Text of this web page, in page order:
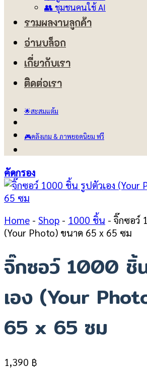
👥 ชุมชนคนใช้ AI
รวมผลงานลูกค้า
อ่านบล็อก
เกี่ยวกับเรา
ติดต่อเรา
🌟สะสมแต้ม
🎮คลังเกม & ภาพยอดนิยม ฟรี
คัดกรอง
Home - Shop - 1000 ชิ้น - จิ๊กซอว์
(Your Photo) ขนาด 65 x 65 ซม
จิ๊กซอว์ 1000 ชิ้
เอง (Your
65 x 65 ซม
1,390 ฿